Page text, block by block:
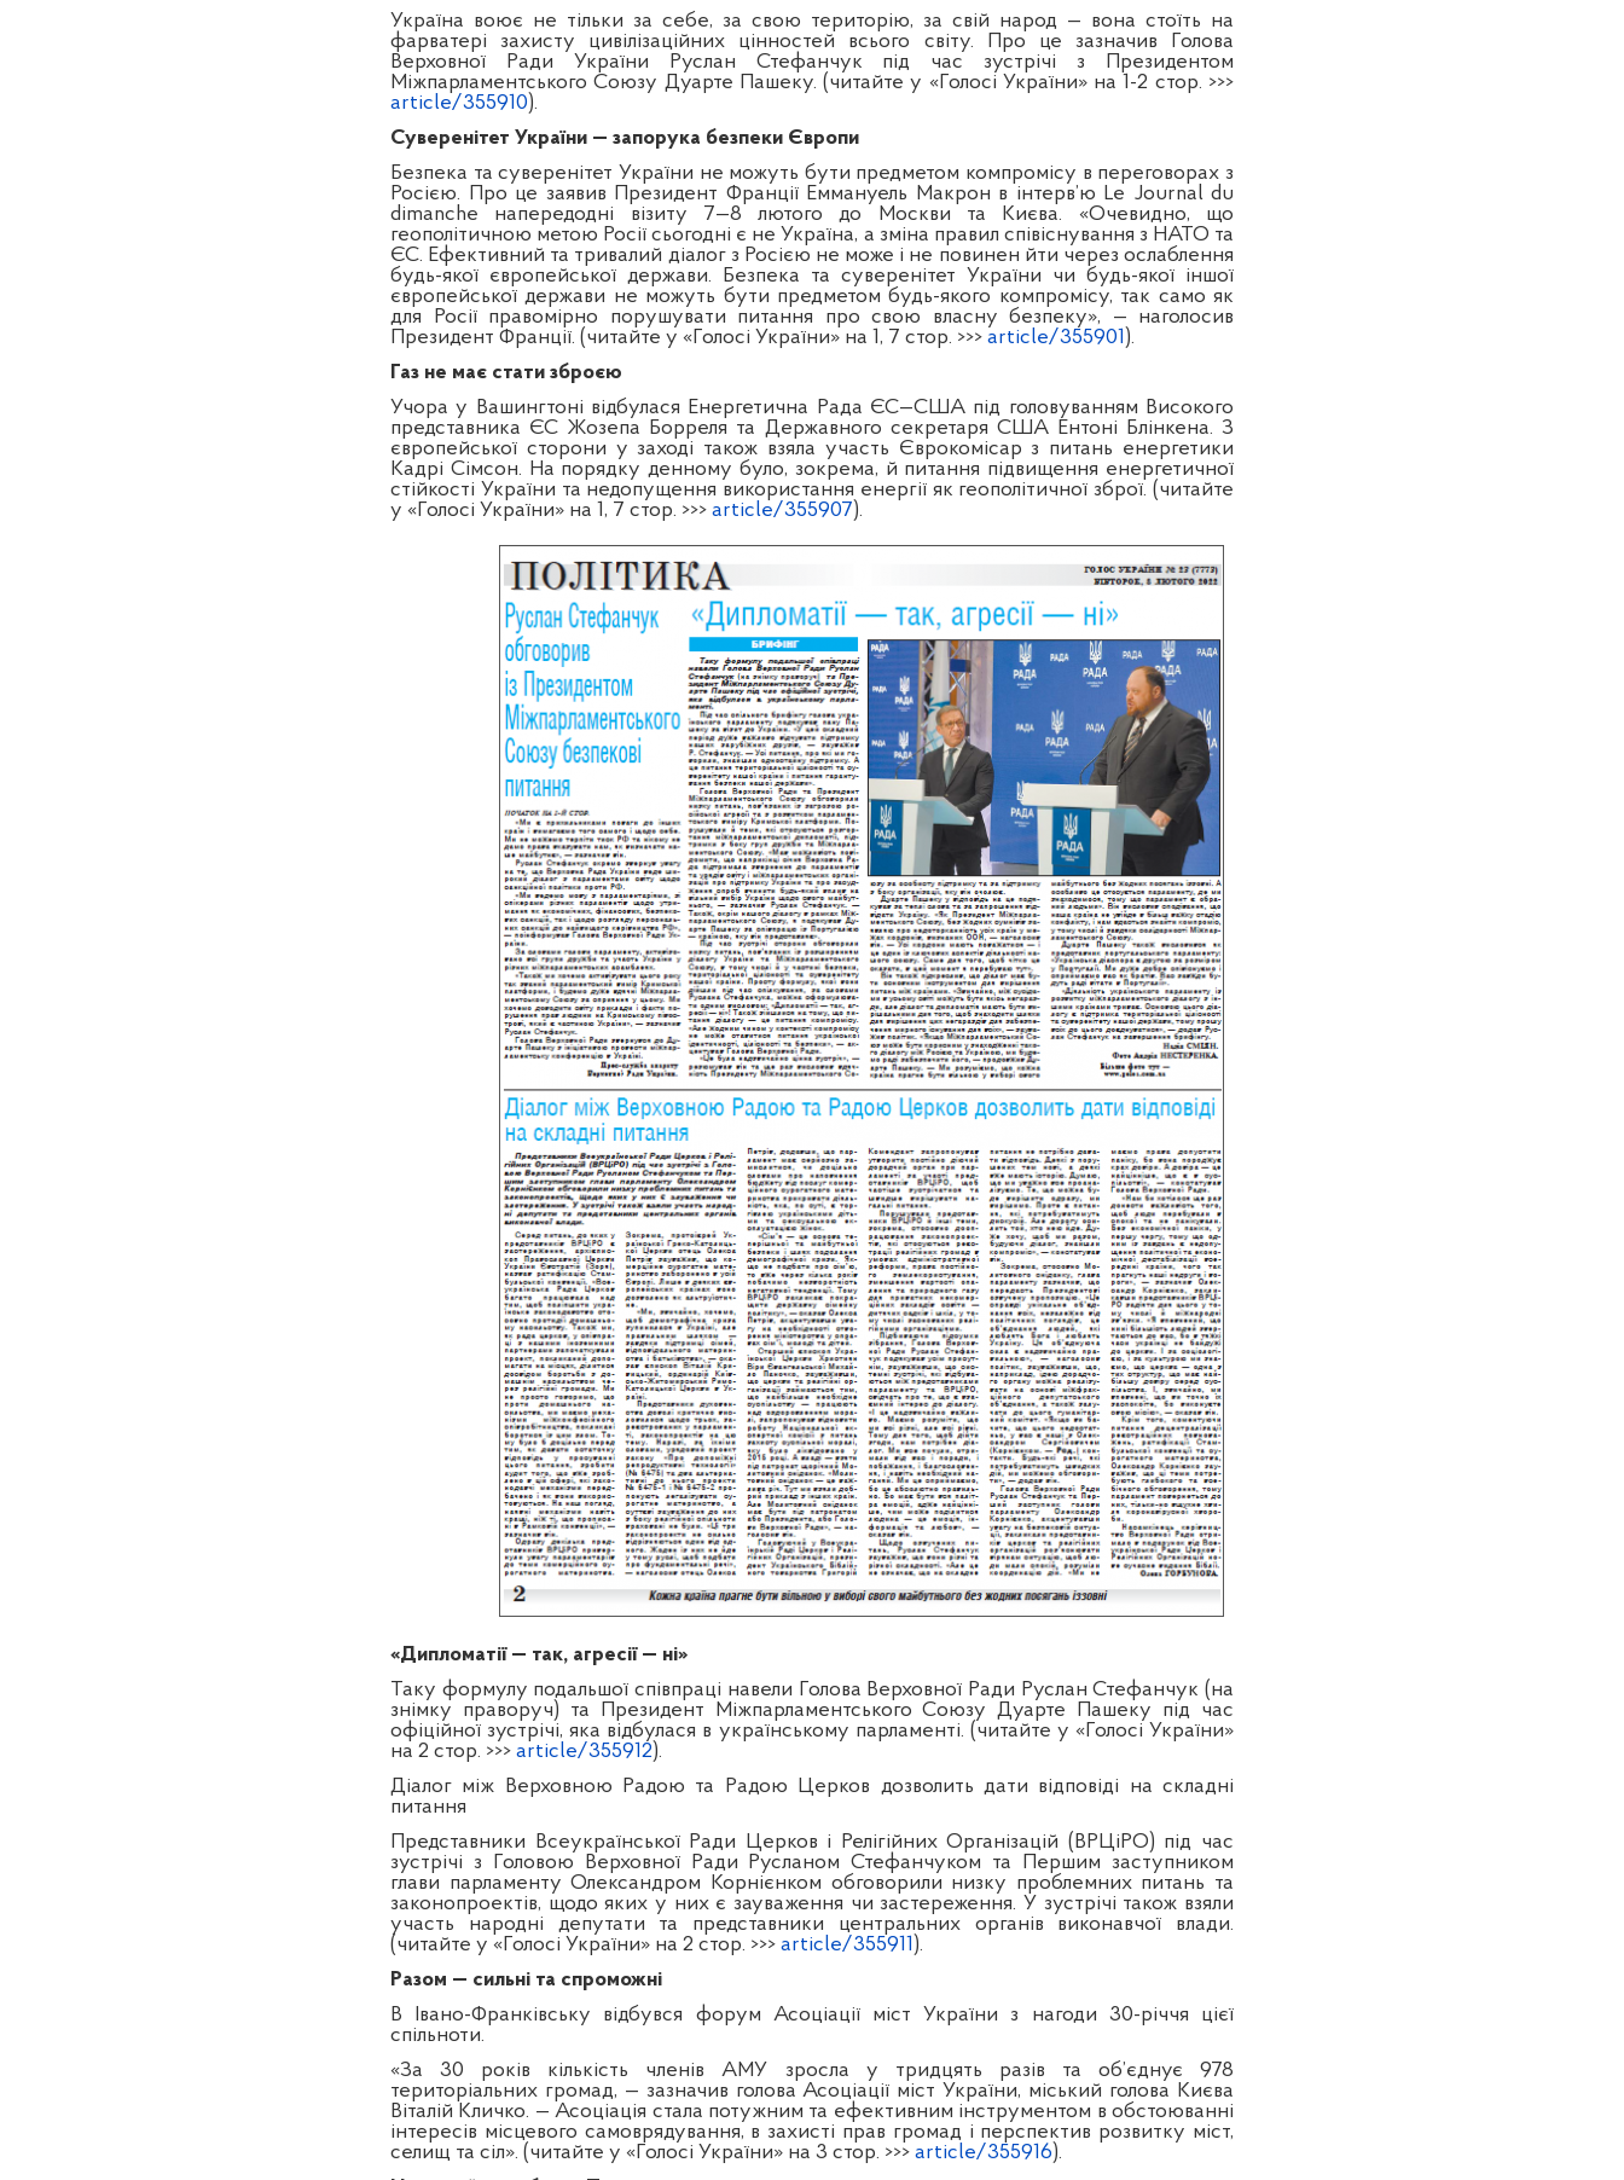
Україна воює не тільки за себе, за свою територію, за свій народ — вона стоїть на
фарватері захисту цивілізаційних цінностей всього світу. Про це зазначив Голова
Верховної Ради України Руслан Стефанчук під час зустрічі з Президентом
Міжпарламентського Союзу Дуарте Пашеку. (читайте у «Голосі України» на 1-2 стор. >>>
article/355910).
Суверенітет України — запорука безпеки Європи
Безпека та суверенітет України не можуть бути предметом компромісу в переговорах з
Росією. Про це заявив Президент Франції Еммануель Макрон в інтерв’ю Le Journal du
dimanche напередодні візиту 7—8 лютого до Москви та Києва. «Очевидно, що
геополітичною метою Росії сьогодні є не Україна, а зміна правил співіснування з НАТО та
ЄС. Ефективний та тривалий діалог з Росією не може і не повинен йти через ослаблення
будь-якої європейської держави. Безпека та суверенітет України чи будь-якої іншої
європейської держави не можуть бути предметом будь-якого компромісу, так само як
для Росії правомірно порушувати питання про свою власну безпеку», — наголосив
Президент Франції. (читайте у «Голосі України» на 1, 7 стор. >>> article/355901 ).
Газ не має стати зброєю
Учора у Вашингтоні відбулася Енергетична Рада ЄС—США під головуванням Високого
представника ЄС Жозепа Борреля та Державного секретаря США Ентоні Блінкена. З
європейської сторони у заході також взяла участь Єврокомісар з питань енергетики
Кадрі Сімсон. На порядку денному було, зокрема, й питання підвищення енергетичної
стійкості України та недопущення використання енергії як геополітичної зброї. (читайте
у «Голосі України» на 1, 7 стор. >>> article/355907).
«Дипломатії — так, агресії — ні»
Таку формулу подальшої співпраці навели Голова Верховної Ради Руслан Стефанчук (на
знімку праворуч) та Президент Міжпарламентського Союзу Дуарте Пашеку під час
офіційної зустрічі, яка відбулася в українському парламенті. (читайте у «Голосі України»
на 2 стор. >>> article/355912).
Діалог між Верховною Радою та Радою Церков дозволить дати відповіді на складні
питання
Представники Всеукраїнської Ради Церков і Релігійних Організацій (ВРЦіРО) під час
зустрічі з Головою Верховної Ради Русланом Стефанчуком та Першим заступником
глави парламенту Олександром Корнієнком обговорили низку проблемних питань та
законопроектів, щодо яких у них є зауваження чи застереження. У зустрічі також взяли
участь народні депутати та представники центральних органів виконавчої влади.
(читайте у «Голосі України» на 2 стор. >>> article/355911 ).
Разом — сильні та спроможні
В Івано-Франківську відбувся форум Асоціації міст України з нагоди 30-річчя цієї
спільноти.
«За 30 років кількість членів АМУ зросла у тридцять разів та об’єднує 978
територіальних громад, — зазначив голова Асоціації міст України, міський голова Києва
Віталій Кличко. — Асоціація стала потужним та ефективним інструментом в обстоюванні
інтересів місцевого самоврядування, в захисті прав громад і перспектив розвитку міст,
селищ та сіл». (читайте у «Голосі України» на 3 стор. >>> article/355916).